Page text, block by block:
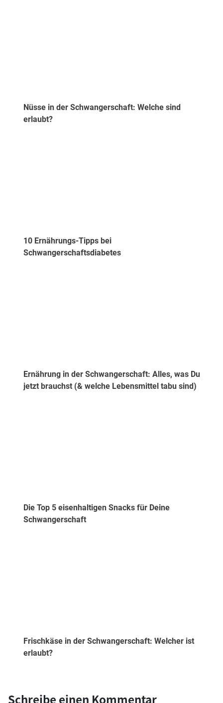
Nüsse in der Schwangerschaft: Welche sind
erlaubt?
10 Ernährungs-Tipps bei
Schwangerschaftsdiabetes
Ernährung in der Schwangerschaft: Alles, was Du
jetzt brauchst (& welche Lebensmittel tabu sind)
Die Top 5 eisenhaltigen Snacks für Deine
Schwangerschaft
Frischkäse in der Schwangerschaft: Welcher ist
erlaubt?
Schreibe einen Kommentar